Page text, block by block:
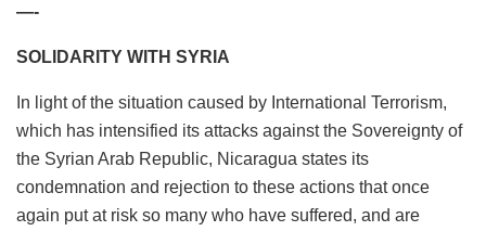
—-
SOLIDARITY WITH SYRIA
In light of the situation caused by International Terrorism,
which has intensified its attacks against the Sovereignty of
the Syrian Arab Republic, Nicaragua states its
condemnation and rejection to these actions that once
again put at risk so many who have suffered, and are